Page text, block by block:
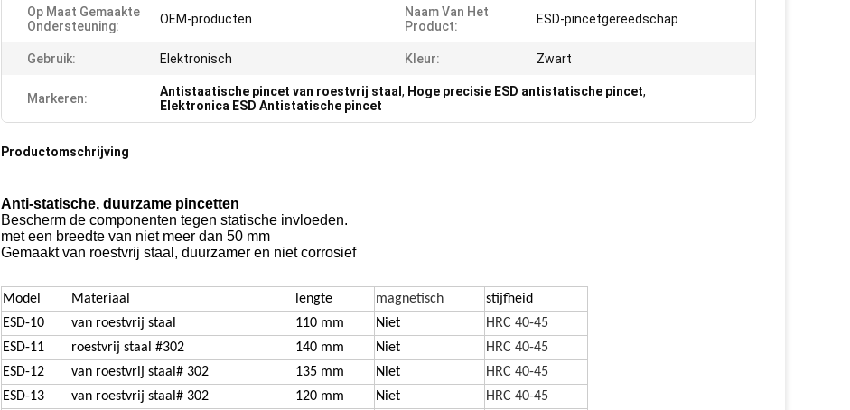
Op Maat Gemaakte
Ondersteuning:
OEM-producten
Naam Van Het
Product:
ESD-pincetgereedschap
Gebruik: Elektronisch Kleur: Zwart
Markeren: Antistaatische pincet van roestvrij staal , Hoge precisie ESD antistatische pincet,
Elektronica ESD Antistatische pincet
Productomschrijving
Anti-statische, duurzame pincetten
Bescherm de componenten tegen statische invloeden.
met een breedte van niet meer dan 50 mm
Gemaakt van roestvrij staal, duurzamer en niet corrosief
Model Materiaal lengte magnetisch
stijfheid
ESD-10
van roestvrij staal 110 mm Niet
HRC 40-45
ESD-11
roestvrij staal #302 140 mm Niet
HRC 40-45
ESD-12
van roestvrij staal # 302 135 mm Niet
HRC 40-45
ESD-13
van roestvrij staal # 302 120 mm Niet
HRC 40-45